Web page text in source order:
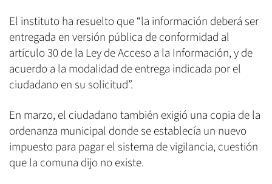
El instituto ha resuelto que “la información deberá ser
entregada en versión pública de conformidad al
artículo 30 de la Ley de Acceso a la Información, y de
acuerdo a la modalidad de entrega indicada por el
ciudadano en su solicitud”.
En marzo, el ciudadano también exigió una copia de la
ordenanza municipal donde se establecía un nuevo
impuesto para pagar el sistema de vigilancia, cuestión
que la comuna dijo no existe.